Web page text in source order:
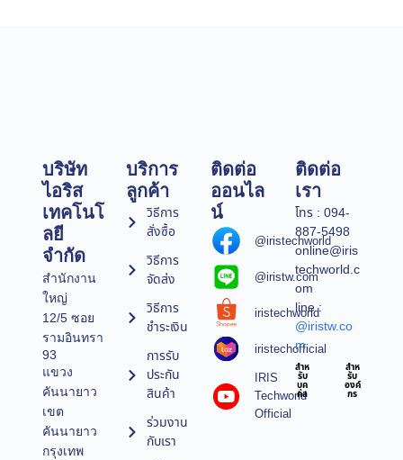
บริษัท
ไอริส
เทคโนโ
ลยี
จำกัด
สำนักงาน
ใหญ่
12/5 ซอย
รามอินทรา
93
แขวง
คันนายาว
เขต
คันนายาว
กรุงเทพ
บริการ
ลูกค้า
วิธีการ
สั่งซื้อ
วิธีการ
จัดส่ง
วิธีการ
ชำระเงิน
การรับ
ประกัน
สินค้า
ร่วมงาน
กับเรา
ติดต่อ
ออนไล
น์
@iristechworld
@iristw.com
iristechworld
iristechofficial
IRIS
Techworld
Official
ติดต่อ
เรา
โทร : 094-
887-5498
online@iris
techworld.c
om
line :
@iristw.co
m
สำห
รับ
บุค
คล
สำห
รับ
องค์
กร